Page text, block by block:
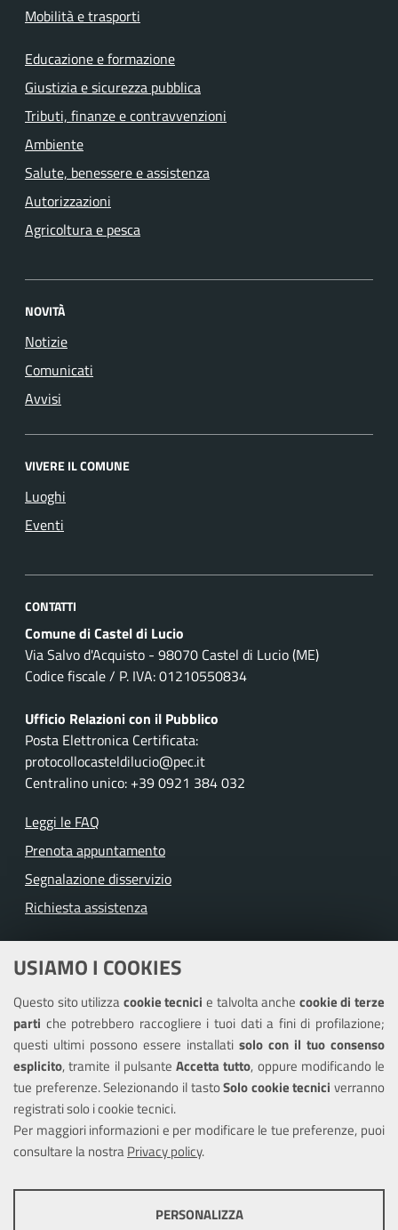
USIAMO I COOKIES
Questo sito utilizzacookie tecnicie talvolta anche cookie di terze
parti che potrebbero raccogliere i tuoi dati a fini di profilazione;
questi ultimi possono essere installati solo con il tuo consenso
esplicito, tramite il pulsante Accetta tutto, oppure modificando le
tue preferenze. Selezionando il tastoSolo cookie tecnici verranno
registrati solo i cookie tecnici.
Per maggiori informazioni e per modificare le tue preferenze, puoi
consultare la nostraPrivacy policy.
COOKIE TECNICI
PERSONALIZZA
Mobilità e trasporti
Educazione e formazione
Giustizia e sicurezza pubblica
Tributi, finanze e contravvenzioni
Ambiente
Salute, benessere e assistenza
Autorizzazioni
Agricoltura e pesca
NOVITÀ
Notizie
Comunicati
Avvisi
VIVERE IL COMUNE
Luoghi
Eventi
CONTATTI
Comune di Castel di Lucio
Via Salvo d'Acquisto - 98070 Castel di Lucio (ME)
Codice fiscale / P. IVA: 01210550834
Ufficio Relazioni con il Pubblico
Posta Elettronica Certificata:
protocollocasteldilucio@pec.it
Centralino unico: +39 0921 384 032
Leggi le FAQ
Prenota appuntamento
Segnalazione disservizio
Richiesta assistenza
Albo pretorio
Informativa privacy
Note legali
Piano di miglioramento del sito
Piano di miglioramento dei servizi
Dichiarazione di accessibilità